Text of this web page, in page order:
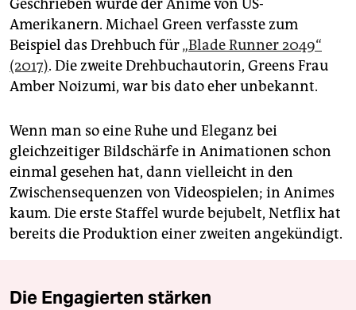
Geschrieben wurde der Anime von US-
Amerikanern. Michael Green verfasste zum
Beispiel das Drehbuch für„Blade Runner 2049“
(2017). Die zweite Drehbuchautorin, Greens Frau
Amber Noizumi, war bis dato eher unbekannt.
Wenn man so eine Ruhe und Eleganz bei
gleichzeitiger Bildschärfe in Animationen schon
einmal gesehen hat, dann vielleicht in den
Zwischensequenzen von Videospielen; in Animes
kaum. Die erste Staffel wurde bejubelt, Netflix hat
bereits die Produktion einer zweiten angekündigt.
Die Engagierten stärken